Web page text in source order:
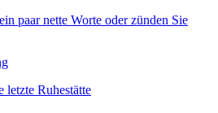
paar nette Worte oder zünden Sie
letzte Ruhestätte